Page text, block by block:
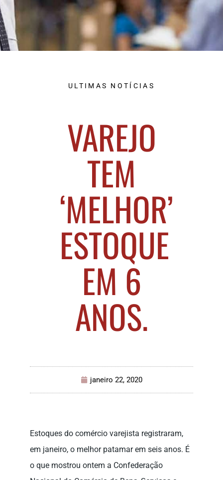
ULTIMAS NOTÍCIAS
VAREJO
TEM
‘MELHOR’
ESTOQUE
EM 6
ANOS.
janeiro 22, 2020
Estoques do comércio varejista registraram,
em janeiro, o melhor patamar em seis anos. É
o que mostrou ontem a Confederação